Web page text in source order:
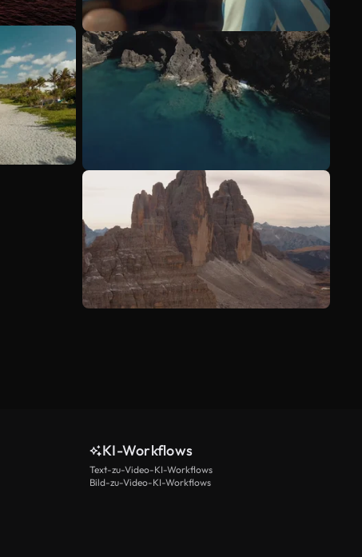
KI-Workflows
Text-zu-Video-KI-Workflows
Bild-zu-Video-KI-Workflows